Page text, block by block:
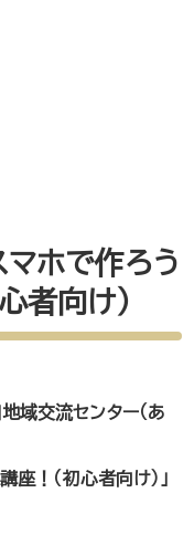
マホで作ろう
者向け）
域交流センター（あ
！（初心者向け）」